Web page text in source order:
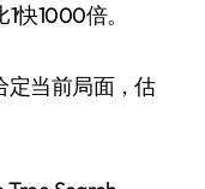
快1000倍。
定当前局面，估